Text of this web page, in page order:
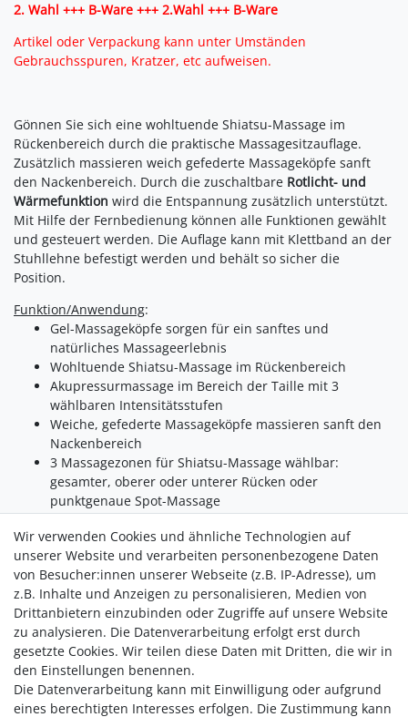
2. Wahl +++ B-Ware +++ 2.Wahl +++ B-Ware
Artikel oder Verpackung kann unter Umständen
Gebrauchsspuren, Kratzer, etc aufweisen.
Gönnen Sie sich eine wohltuende Shiatsu-Massage im
Rückenbereich durch die praktische Massagesitzauflage.
Zusätzlich massieren weich gefederte Massageköpfe sanft
den Nackenbereich. Durch die zuschaltbare Rotlicht- und
Wärmefunktion wird die Entspannung zusätzlich unterstützt.
Mit Hilfe der Fernbedienung können alle Funktionen gewählt
und gesteuert werden. Die Auflage kann mit Klettband an der
Stuhllehne befestigt werden und behält so sicher die
Position.
Funktion/Anwendung:
Gel-Massageköpfe sorgen für ein sanftes und
natürliches Massageerlebnis
Wohltuende Shiatsu-Massage im Rückenbereich
Akupressurmassage im Bereich der Taille mit 3
wählbaren Intensitätsstufen
Weiche, gefederte Massageköpfe massieren sanft den
Nackenbereich
3 Massagezonen für Shiatsu-Massage wählbar:
gesamter, oberer oder unterer Rücken oder
punktgenaue Spot-Massage
Separate, höhenverstellbare Nackenmassage
Zuschaltbare Rotlicht- und Wärmefunktion
Praktische Fernbedienung
Abnehmbarer, waschbarer Nackenbezug
Pflegeleichtes Material
Praktisches Klettband zur Fixierung an der Stuhllehne
Wir verwenden Cookies und ähnliche Technologien auf
unserer Website und verarbeiten personenbezogene Daten
von Besucher:innen unserer Webseite (z.B. IP-Adresse), um
z.B. Inhalte und Anzeigen zu personalisieren, Medien von
Drittanbietern einzubinden oder Zugriffe auf unsere Website
zu analysieren. Die Datenverarbeitung erfolgt erst durch
gesetzte Cookies. Wir teilen diese Daten mit Dritten, die wir in
den Einstellungen benennen.
Die Datenverarbeitung kann mit Einwilligung oder aufgrund
eines berechtigten Interesses erfolgen. Die Zustimmung kann